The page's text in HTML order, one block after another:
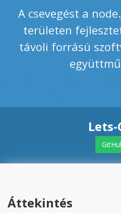
A csevegést a
területen
távoli forrású
Áttekintés